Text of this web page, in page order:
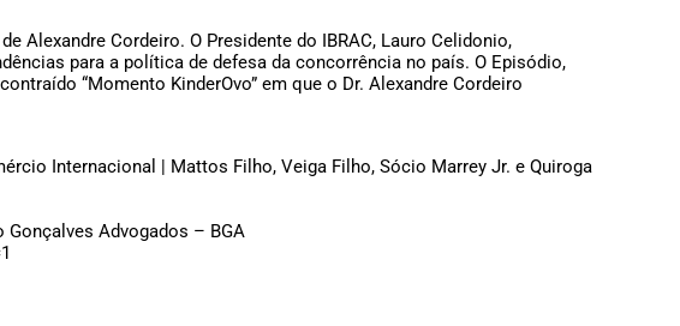
Alexandre Cordeiro. O Presidente do IBRAC, Lauro Celidonio,
para a política de defesa da concorrência no país. O Episódio,
“Momento KinderOvo” em que o Dr. Alexandre Cordeiro
Internacional | Mattos Filho, Veiga Filho, Sócio Marrey Jr. e Quiroga
Advogados – BGA